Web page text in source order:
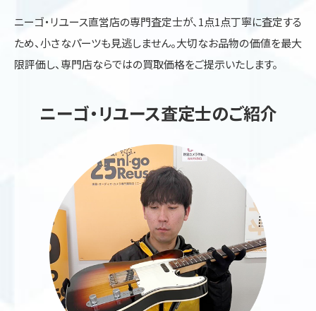
ニーゴ・リユース直営店の専門査定士が、1点1点丁寧に査定する
ため、小さなパーツも見逃しません。大切なお品物の価値を最大
限評価し、専門店ならではの買取価格をご提示いたします。
ニーゴ・リユース査定士のご紹介